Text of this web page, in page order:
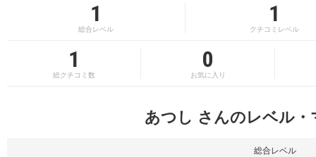
1
総合レベル
1
クチコミレベル
1
総クチコミ数
0
お気に入り
あつし さんのレベル・
総合レベル